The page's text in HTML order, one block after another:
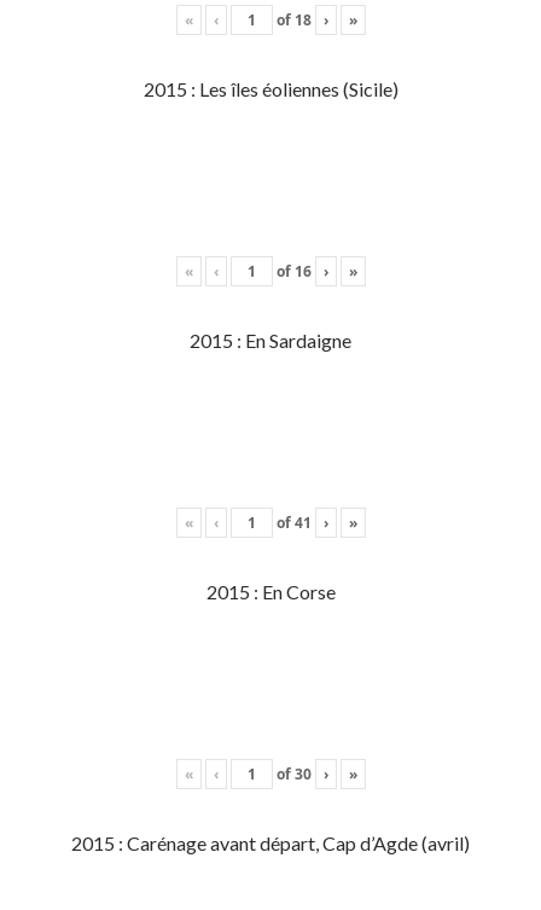
« ‹ of 18 › »
2015 : Les îles éoliennes (Sicile)
« ‹ of 16 › »
2015 : En Sardaigne
« ‹ of41 › »
2015 : En Corse
« ‹ of30 › »
2015 : Carénage avant départ, Cap d’Agde (avril)